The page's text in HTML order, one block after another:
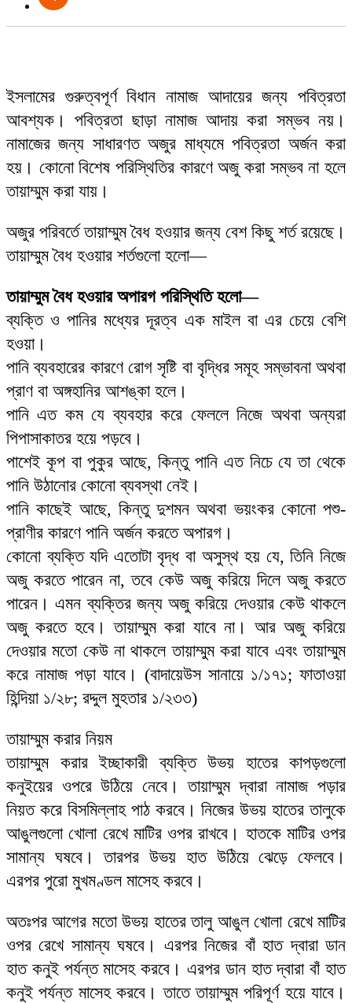
ইসলামের গুরুত্বপূর্ণ বিধান নামাজ আদায়ের জন্য পবিত্রতা
আবশ্যক। পবিত্রতা ছাড়া নামাজ আদায় করা সম্ভব নয়।
নামাজের জন্য সাধারণত অজুর মাধ্যমে পবিত্রতা অর্জন করা
হয়। কোনো বিশেষ পরিস্থিতির কারণে অজু করা সম্ভব না হলে
তায়াম্মুম করা যায়।
অজুর পরিবর্তে তায়াম্মুম বৈধ হওয়ার জন্য বেশ কিছু শর্ত রয়েছে।
তায়াম্মুম বৈধ হওয়ার শর্তগুলো হলো—
তায়াম্মুম বৈধ হওয়ার অপারগ পরিস্থিতি হলো—
ব্যক্তি ও পানির মধ্যের দূরত্ব এক মাইল বা এর চেয়ে বেশি
হওয়া।
পানি ব্যবহারের কারণে রোগ সৃষ্টি বা বৃদ্ধির সমূহ সম্ভাবনা অথবা
প্রাণ বা অঙ্গহানির আশঙ্কা হলে।
পানি এত কম যে ব্যবহার করে ফেললে নিজে অথবা অন্যরা
পিপাসাকাতর হয়ে পড়বে।
পাশেই কূপ বা পুকুর আছে, কিন্তু পানি এত নিচে যে তা থেকে
পানি উঠানোর কোনো ব্যবস্থা নেই।
পানি কাছেই আছে, কিন্তু দুশমন অথবা ভয়ংকর কোনো পশু-
প্রাণীর কারণে পানি অর্জন করতে অপারগ।
কোনো ব্যক্তি যদি এতোটা বৃদ্ধ বা অসুস্থ হয় যে, তিনি নিজে
অজু করতে পারেন না, তবে কেউ অজু করিয়ে দিলে অজু করতে
পারেন। এমন ব্যক্তির জন্য অজু করিয়ে দেওয়ার কেউ থাকলে
অজু করতে হবে। তায়াম্মুম করা যাবে না। আর অজু করিয়ে
দেওয়ার মতো কেউ না থাকলে তায়াম্মুম করা যাবে এবং তায়াম্মুম
করে নামাজ পড়া যাবে। (বাদায়েউস সানায়ে ১/১৭১; ফাতাওয়া
হিন্দিয়া ১/২৮; রদ্দুল মুহতার ১/২৩৩)
তায়াম্মুম করার নিয়ম
তায়াম্মুম করার ইচ্ছাকারী ব্যক্তি উভয় হাতের কাপড়গুলো
কনুইয়ের ওপরে উঠিয়ে নেবে। তায়াম্মুম দ্বারা নামাজ পড়ার
নিয়ত করে বিসমিল্লাহ পাঠ করবে। নিজের উভয় হাতের তালুকে
আঙুলগুলো খোলা রেখে মাটির ওপর রাখবে। হাতকে মাটির ওপর
সামান্য ঘষবে। তারপর উভয় হাত উঠিয়ে ঝেড়ে ফেলবে।
এরপর পুরো মুখমণ্ডল মাসেহ করবে।
অতঃপর আগের মতো উভয় হাতের তালু আঙুল খোলা রেখে মাটির
ওপর রেখে সামান্য ঘষবে। এরপর নিজের বাঁ হাত দ্বারা ডান
হাত কনুই পর্যন্ত মাসেহ করবে। এরপর ডান হাত দ্বারা বাঁ হাত
কনুই পর্যন্ত মাসেহ করবে। তাতে তায়াম্মুম পরিপূর্ণ হয়ে যাবে।